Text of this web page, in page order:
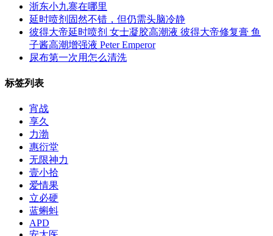
浙东小九寨在哪里
延时喷剂固然不错，但仍需头脑冷静
彼得大帝延时喷剂 女士凝胶高潮液 彼得大帝修复膏 鱼
子酱高潮增强液 Peter Emperor
尿布第一次用怎么清洗
标签列表
宵战
享久
力渤
惠衍堂
无限神力
壹小拾
爱情果
立必硬
蓝蝌蚪
APD